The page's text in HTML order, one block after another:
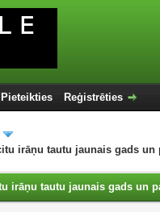
Pieteikties Reģistrēties
irāņu tautu jaunais gads un
irāņu tautu jaunais gads un